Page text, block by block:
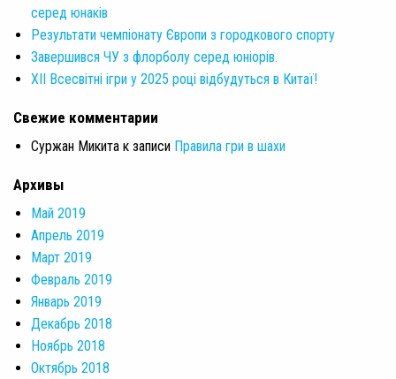
серед юнаків
Результати чемпіонату Європи з городкового спорту
Завершився ЧУ з флорболу серед юніорів.
XII Всесвітні ігри у 2025 році відбудуться в Китаї!
Свежие комментарии
Суржан Микита к записи Правила гри в шахи
Архивы
Май 2019
Апрель 2019
Март 2019
Февраль 2019
Январь 2019
Декабрь 2018
Ноябрь 2018
Октябрь 2018